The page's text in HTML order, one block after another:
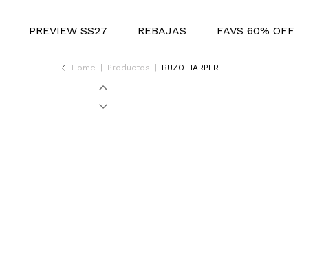
PREVIEW SS27 REBAJAS FAVS 60% OFF
Home Productos BUZO HARPER